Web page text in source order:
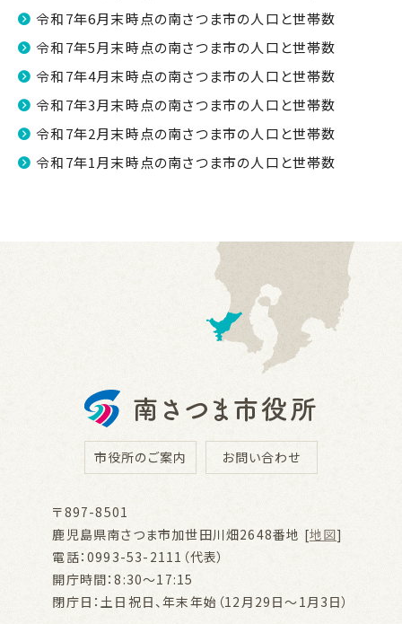
令和7年6月末時点の南さつま市の人口と世帯数
令和7年5月末時点の南さつま市の人口と世帯数
令和7年4月末時点の南さつま市の人口と世帯数
令和7年3月末時点の南さつま市の人口と世帯数
令和7年2月末時点の南さつま市の人口と世帯数
令和7年1月末時点の南さつま市の人口と世帯数
市役所のご案内 お問い合わせ
〒897-8501
鹿児島県南さつま市加世田川畑2648番地 [地図]
電話：0993-53-2111（代表）
開庁時間：8:30～17:15
閉庁日：土日祝日、年末年始（12月29日～1月3日）